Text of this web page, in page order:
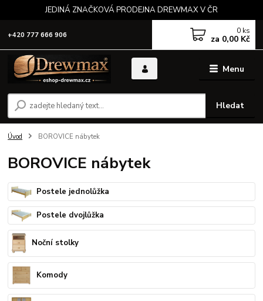
JEDINÁ ZNAČKOVÁ PRODEJNA DREWMAX V ČR
Menu
Hledat
+420 777 666 906 0 ks
za 0,00 Kč
Úvod BOROVICE nábytek
BOROVICE nábytek
Postele jednolůžka
Postele dvojlůžka
Noční stolky
Komody